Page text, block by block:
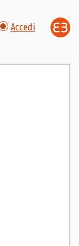
Accedi